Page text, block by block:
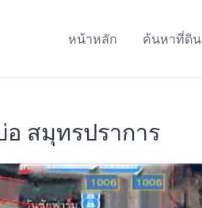
หน้าหลัก ค้นหาที่ดิน
อ สมุทรปราการ